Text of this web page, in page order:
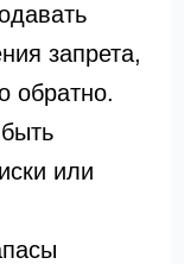
запрета,
обратно.
или